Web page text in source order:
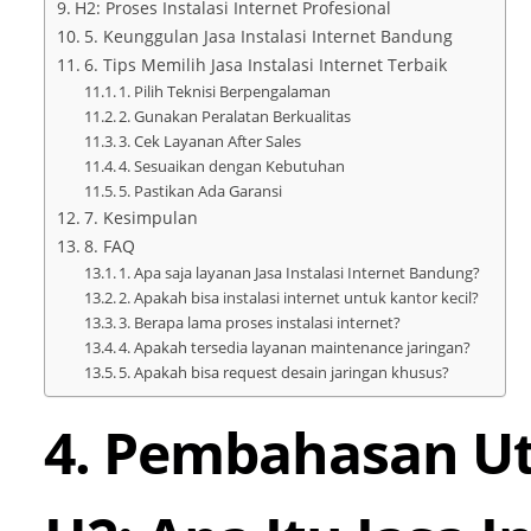
H2: Proses Instalasi Internet Profesional
5. Keunggulan Jasa Instalasi Internet Bandung
6. Tips Memilih Jasa Instalasi Internet Terbaik
1. Pilih Teknisi Berpengalaman
2. Gunakan Peralatan Berkualitas
3. Cek Layanan After Sales
4. Sesuaikan dengan Kebutuhan
5. Pastikan Ada Garansi
7. Kesimpulan
8. FAQ
1. Apa saja layanan Jasa Instalasi Internet Bandung?
2. Apakah bisa instalasi internet untuk kantor kecil?
3. Berapa lama proses instalasi internet?
4. Apakah tersedia layanan maintenance jaringan?
5. Apakah bisa request desain jaringan khusus?
4. Pembahasan